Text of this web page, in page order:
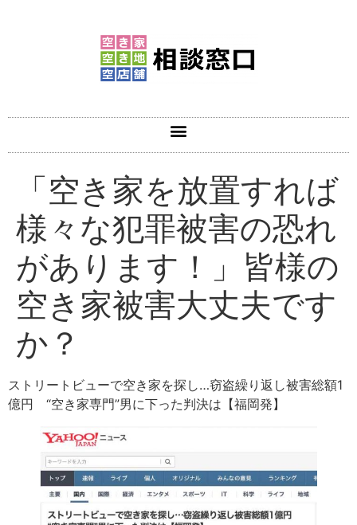
「空き家を放置すれば
様々な犯罪被害の恐れ
があります！」皆様の
空き家被害大丈夫です
か？
ストリートビューで空き家を探し…窃盗繰り返し被害総額1
億円 “空き家専門”男に下った判決は【福岡発】